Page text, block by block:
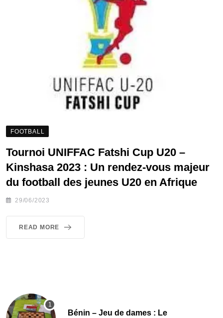
FOOTBALL
Tournoi UNIFFAC Fatshi Cup U20 –
Kinshasa 2023 : Un rendez-vous majeur
du football des jeunes U20 en Afrique
29/06/2023
READ MORE
Bénin – Jeu de dames : Le